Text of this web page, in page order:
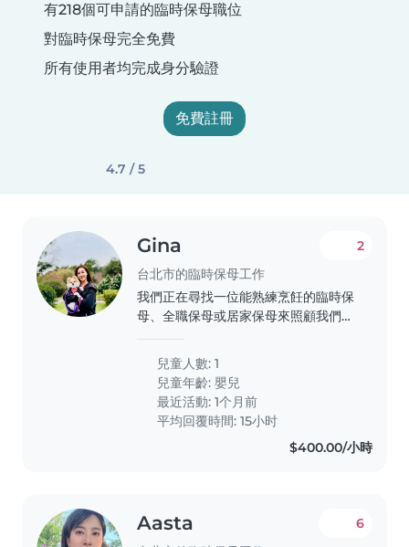
有218個可申請的臨時保母職位
對臨時保母完全免費
所有使用者均完成身分驗證
免費註冊
4.7 / 5
Gina
台北市的臨時保母工作
2
我們正在尋找一位能熟練烹飪的臨時保
母、全職保母或居家保母來照顧我們的
聰明。希望能找到一位能與寶寶相處融
洽的保母,在家中提供照顧服務。我們的
家庭單純,待人也友善。如果您符合我們
的需求,歡迎聯繫我們!
兒童人數: 1
兒童年齡:嬰兒
最近活動: 1个月前
平均回覆時間: 15小时
$400.00/小時
Aasta 6